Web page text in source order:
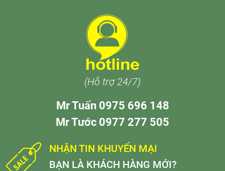
(Hỗ trợ 24/7)
Mr Tuấn 0975 696 148
Mr Tước 0977 277 505
NHẬN TIN KHUYẾN MẠI
BẠN LÀ KHÁCH HÀNG MỚI?